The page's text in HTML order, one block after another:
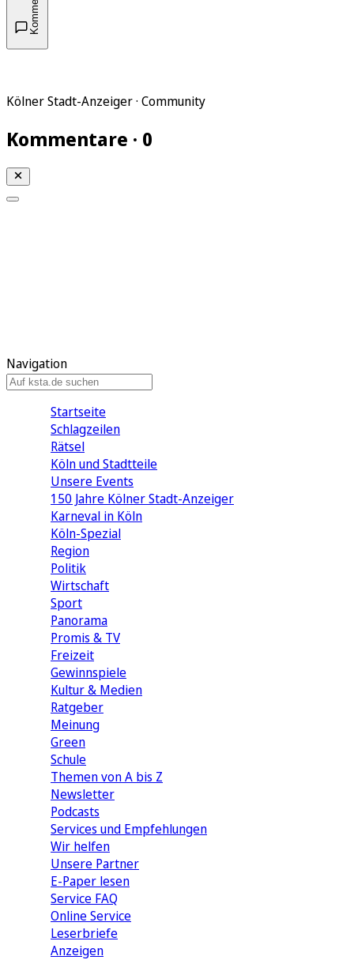
Kölner Stadt-Anzeiger · Community
Kommentare · 0
Navigation
Startseite
Schlagzeilen
Rätsel
Köln und Stadtteile
Unsere Events
150 Jahre Kölner Stadt-Anzeiger
Karneval in Köln
Köln-Spezial
Region
Politik
Wirtschaft
Sport
Panorama
Promis & TV
Freizeit
Gewinnspiele
Kultur & Medien
Ratgeber
Meinung
Green
Schule
Themen von A bis Z
Newsletter
Podcasts
Services und Empfehlungen
Wir helfen
Unsere Partner
E-Paper lesen
Service FAQ
Online Service
Leserbriefe
Anzeigen